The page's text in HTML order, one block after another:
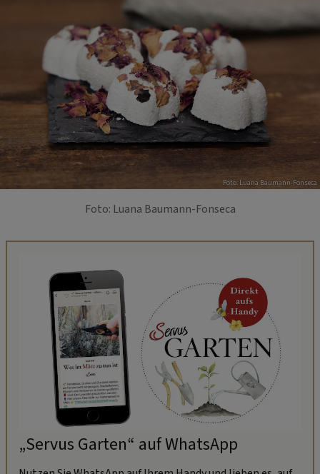
Foto: Luana Baumann-Fonseca
Foto: Luana Baumann-Fonseca
„Servus Garten“ auf WhatsApp